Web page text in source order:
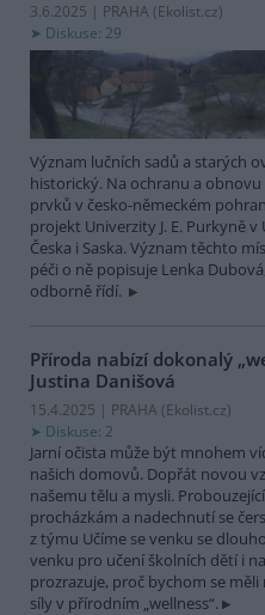
3.6.2025 | PRAHA (Ekolist.cz)
Diskuse: 29
Význam lučních sadů a starých
historický. Na ochranu a
prvků v česko-německém
projekt Univerzity J. E. Purkyně
Česka i Saska. Význam těchto
péči o ně popisuje Lenka
odborně řídí.
Příroda nabízí dokonalý
Justina Danišová
15.4.2025 | PRAHA (Ekolist.cz)
Diskuse: 2
Jarní očista může být mnohem
našich domovů. Dopřát novou
našemu tělu a mysli.
procházkám a nadechnutí se
z týmu Učíme se venku se
venku pro učení školních dětí i
prozrazuje, proč bychom se
síly v přírodním „wellness“.